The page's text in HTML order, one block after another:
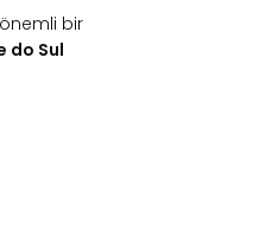
bir
do Sul